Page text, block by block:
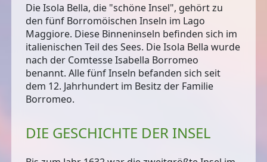
Die Isola Bella, die "schöne Insel", gehört zu
denfünf Borromöischen Inseln im Lago
Maggiore. Diese Binneninseln befinden sich im
italienischen Teil des Sees. Die Isola Bella wurde
nach der Comtesse Isabella Borromeo
benannt. Alle fünf Inseln befanden sich seit
dem 12. Jahrhundert im Besitz der Familie
Borromeo.
DIE GESCHICHTE DER INSEL